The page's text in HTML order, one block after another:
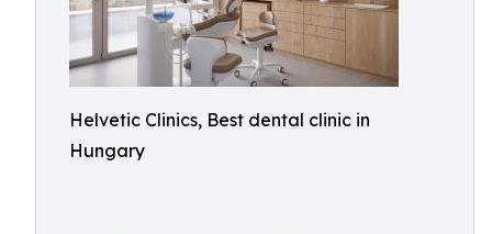
Helvetic Clinics, Best dental clinic in
Hungary